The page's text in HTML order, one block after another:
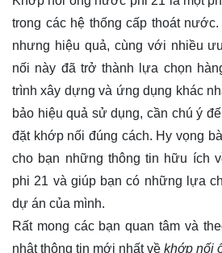
trong các hệ thống cấp thoát
nhưng hiệu quả, cùng với nhiều
nối này đã trở thành lựa chọn
trình xây dựng và ứng dụng khác
bảo hiệu quả sử dụng, cần chú ý
đặt khớp nối đúng cách. Hy vọng
cho bạn những thông tin hữu ích
phi 21 và giúp bạn có những lựa
dự án của mình.
Rất mong các bạn quan tâm và
nhật thông tin mới nhất về khớp nối